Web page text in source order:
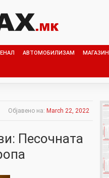
АВТОМОБИЛИЗАМ МАГАЗИН
Објавено на: March 22, 2022
Песочната